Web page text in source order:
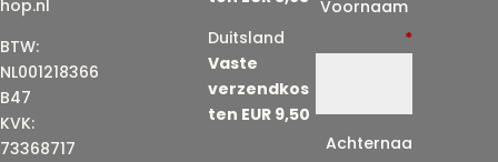
hop.nl
BTW:
NL001218366
B47
KVK:
73368717
Duitsland
Vaste
verzendkos
ten EUR 9,50
Voornaam
*
Achternaa